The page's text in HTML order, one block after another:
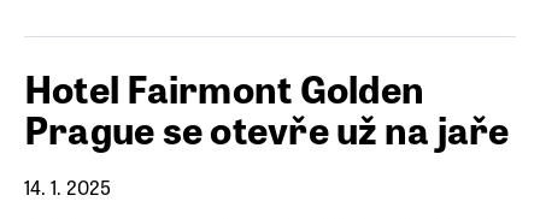
Hotel Fairmont Golden
Prague se otevře už na jaře
14. 1. 2025